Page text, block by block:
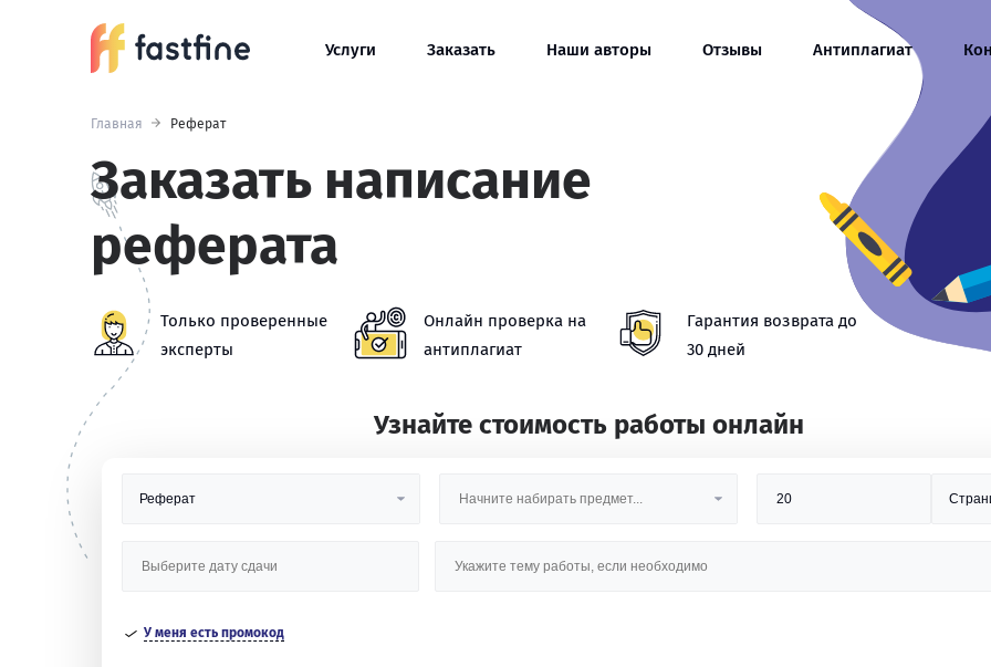
Услуги Заказать Наши авторы Отзывы Антиплагиат
Главная Реферат
Заказать написание
реферата
Только проверенные
эксперты
Онлайн проверка на
антиплагиат
Гарантия возврата до
30 дней
Узнайте стоимость работы онлайн
У меня есть промокод